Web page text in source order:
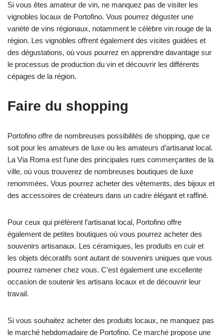
Si vous êtes amateur de vin, ne manquez pas de visiter les
vignobles locaux de Portofino. Vous pourrez déguster une
variété de vins régionaux, notamment le célèbre vin rouge de la
région. Les vignobles offrent également des visites guidées et
des dégustations, où vous pourrez en apprendre davantage sur
le processus de production du vin et découvrir les différents
cépages de la région.
Faire du shopping
Portofino offre de nombreuses possibilités de shopping, que ce
soit pour les amateurs de luxe ou les amateurs d’artisanat local.
La Via Roma est l’une des principales rues commerçantes de la
ville, où vous trouverez de nombreuses boutiques de luxe
renommées. Vous pourrez acheter des vêtements, des bijoux et
des accessoires de créateurs dans un cadre élégant et raffiné.
Pour ceux qui préfèrent l’artisanat local, Portofino offre
également de petites boutiques où vous pourrez acheter des
souvenirs artisanaux. Les céramiques, les produits en cuir et
les objets décoratifs sont autant de souvenirs uniques que vous
pourrez ramener chez vous. C’est également une excellente
occasion de soutenir les artisans locaux et de découvrir leur
travail.
Si vous souhaitez acheter des produits locaux, ne manquez pas
le marché hebdomadaire de Portofino. Ce marché propose une